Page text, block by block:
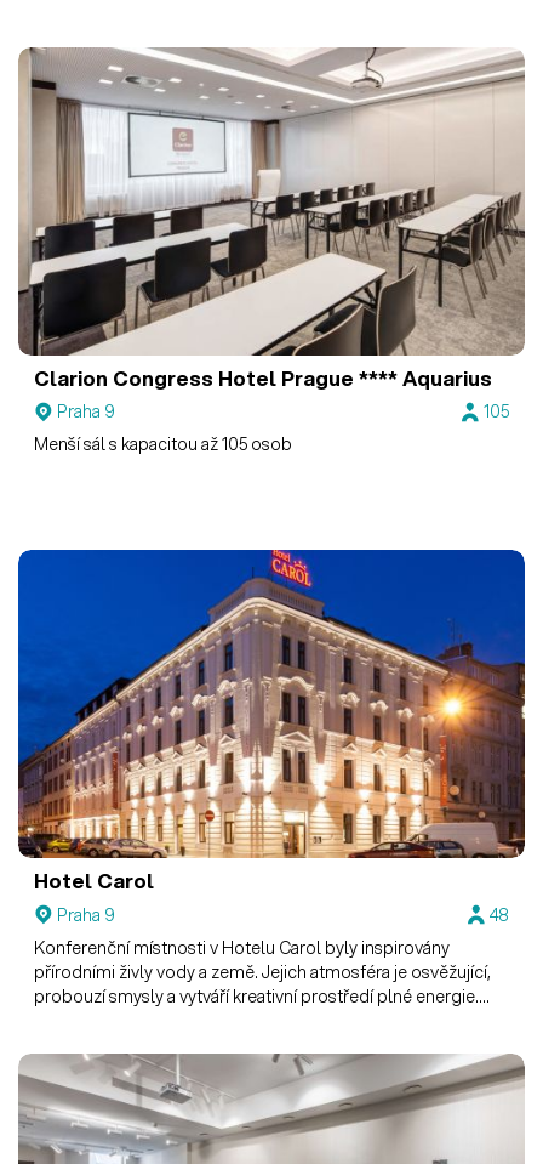
Clarion Congress Hotel Prague ****Aquarius
Praha 9
105
Menší sál s kapacitou až 105 osob
Hotel Carol
Praha 9
48
Konferenční místnosti v Hotelu Carol byly inspirovány
přírodními živly vody a země. Jejich atmosféra je osvěžující,
probouzí smysly a vytváří kreativní prostředí plné energie.